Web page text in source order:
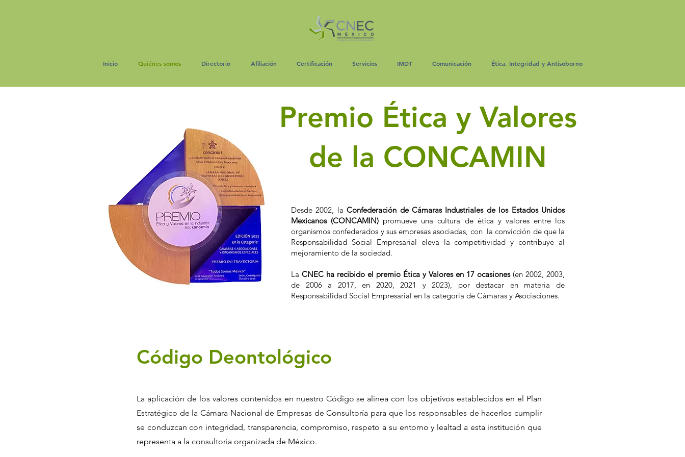
Inicio Quiénes somos Directorio Afiliación Certificación Servicios IMDT Comunicación Ética, Integridad y Antisoborno
Premio Ética y Valores
de la CONCAMIN
Desde 2002, laConfederación de Cámaras Industriales de los Estados Unidos
Mexicanos (CONCAMIN) promueve una cultura de ética y valores entre los
organismos confederados y sus empresas asociadas, con la convicción de que la
Responsabilidad Social Empresarial eleva la competitividad y contribuye al
mejoramiento de la sociedad.
La CNEC ha recibido el premio Ética y Valores en 17 ocasiones(en 2002, 2003,
de 2006 a 2017, en 2020, 2021 y 2023), por destacar en materia de
Responsabilidad Social Empresarial en la categoría de Cámaras y Asociaciones.
Código Deontológico
La aplicación de los valores contenidos en nuestro Código se alinea con los objetivos establecidos en el Plan
Estratégico de la Cámara Nacional de Empresas de Consultoría para que los responsables de hacerlos cumplir
se conduzcan con integridad, transparencia, compromiso, respeto a su entorno y lealtad a esta institución que
representa a la consultoría organizada de México.